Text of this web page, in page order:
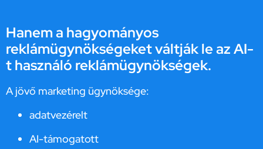
Hanem a hagyományos
reklámügynökségeket váltják le az AI-
t használó reklámügynökségek.
A jövő marketing ügynöksége:
adatvezérelt
AI-támogatott